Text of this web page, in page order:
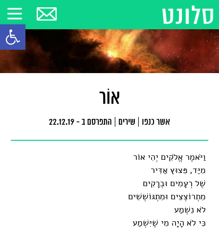
פתח
אוֹר
אשר כנפו שירים התפרסם ב - 22.12.19
וַיֹּאמֶר אֱלֹקִים יְהִי אוֹר
מִיַּד, פִּצוּץ אַדִּיר
שֶׁל רְעָמִים וּבְרָקִים
מִתְרוֹצְצִים וּמִתְגּוֹשְׁשִׁים
לֹא נִשְׁמַע
כִּי לֹא הָיָה מִי שֶׁיִּשְׁמַע